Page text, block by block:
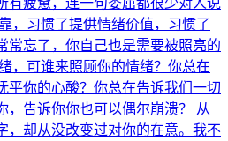
，习惯了提供情绪价值，习惯了
常忘了，你自己也是需要被照亮的
，可谁来照顾你的情绪？你总在
平你的心酸？你总在告诉我们一切
，告诉你你也可以偶尔崩溃？ 从
，却从没改变过对你的在意。我不